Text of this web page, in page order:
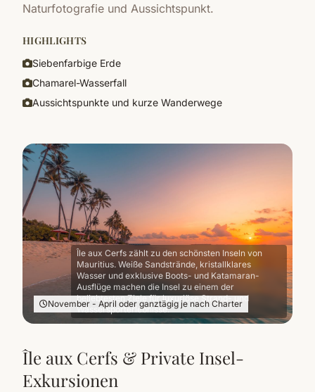
Naturfotografie und Aussichtspunkt.
HIGHLIGHTS
Siebenfarbige Erde
Chamarel-Wasserfall
Aussichtspunkte und kurze Wanderwege
Île aux Cerfs zählt zu den schönsten Inseln von
Mauritius. Weiße Sandstrände, kristallklares
Wasser und exklusive Boots- und Katamaran-
Ausflüge machen die Insel zu einem der
beliebtesten Ziele für luxuriöse Strand- und
Wassersporterlebnisse.
November - April oder ganztägig je nach Charter
Île aux Cerfs & Private Insel-
Exkursionen